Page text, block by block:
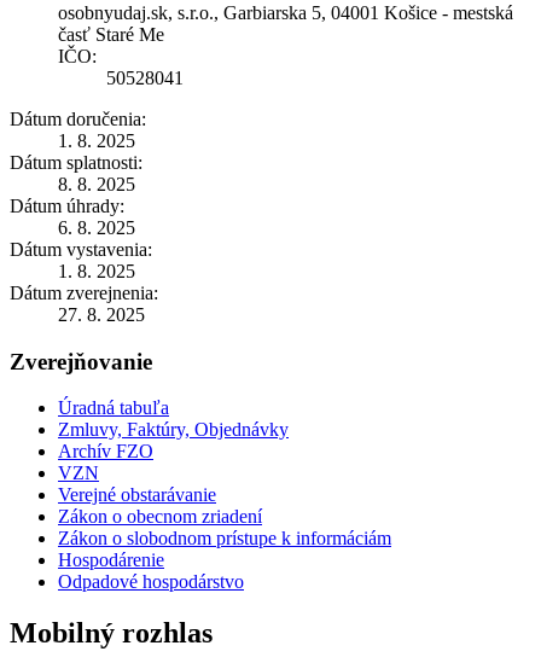
osobnyudaj.sk, s.r.o., Garbiarska 5, 04001 Košice - mestská
časť Staré Me
IČO:
50528041
Dátum doručenia:
1. 8. 2025
Dátum splatnosti:
8. 8. 2025
Dátum úhrady:
6. 8. 2025
Dátum vystavenia:
1. 8. 2025
Dátum zverejnenia:
27. 8. 2025
Zverejňovanie
Úradná tabuľa
Zmluvy, Faktúry, Objednávky
Archív FZO
VZN
Verejné obstarávanie
Zákon o obecnom zriadení
Zákon o slobodnom prístupe k informáciám
Hospodárenie
Odpadové hospodárstvo
Mobilný rozhlas